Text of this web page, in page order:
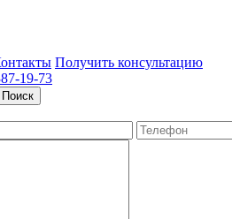
Получить консультацию
19-73